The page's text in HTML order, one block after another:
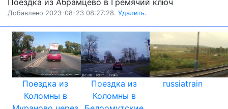
Поездка из Абрамцево в Гремячий ключ
Добавлено 2023-08-23 08:27:28. Удалить.
Поездка из
Коломны в
Поездка из
Коломны в
russiatrain